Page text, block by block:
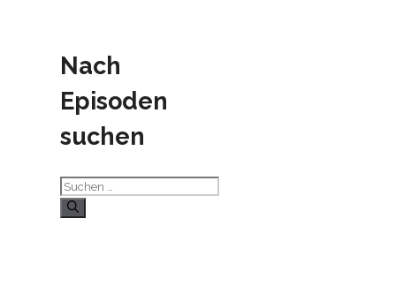
Nach
Episoden
suchen
Suchen
nach: